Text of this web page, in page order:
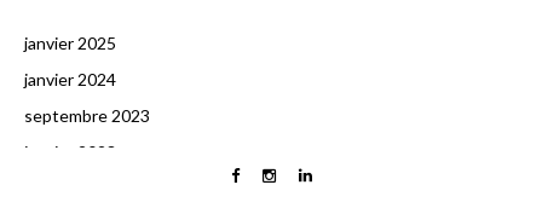
janvier 2025
janvier 2024
septembre 2023
janvier 2023